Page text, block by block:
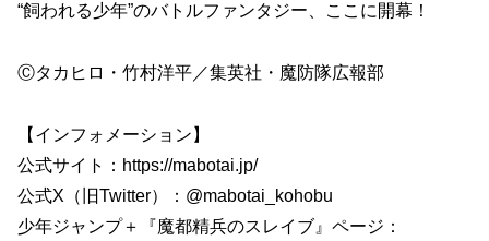
“飼われる少年”のバトルファンタジー、ここに開幕！
Ⓒタカヒロ・竹村洋平／集英社・魔防隊広報部
【インフォメーション】
公式サイト：https://mabotai.jp/
公式X（旧Twitter）：@mabotai_kohobu
少年ジャンプ＋『魔都精兵のスレイブ』ページ：